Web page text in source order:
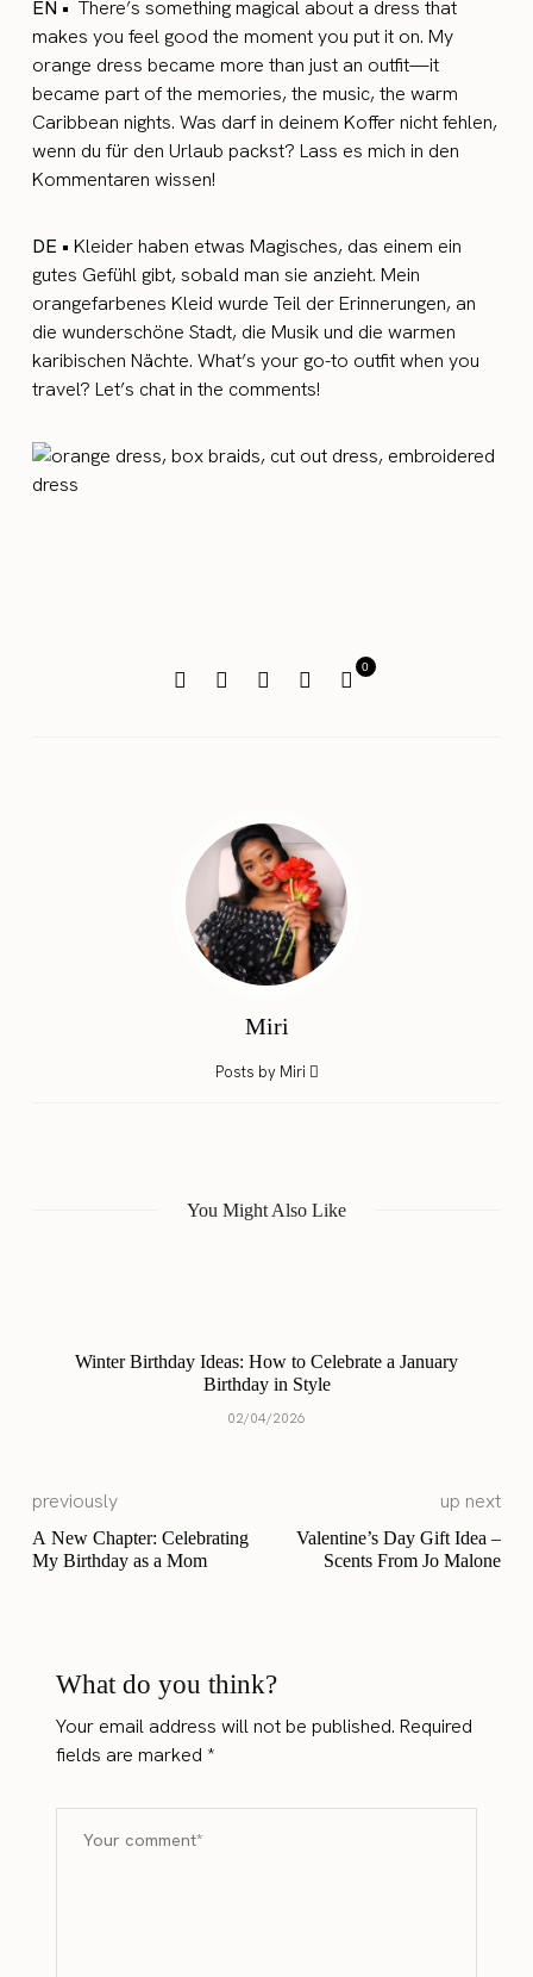
EN •There’s something magical about a dress that
makes you feel good the moment you put it on. My
orange dress became more than just an outfit—it
became part of the memories, the music, the warm
Caribbean nights. Was darf in deinem Koffer nicht fehlen,
wenn du für den Urlaub packst? Lass es mich in den
Kommentaren wissen!
DE •Kleider haben etwas Magisches, das einem ein
gutes Gefühl gibt, sobald man sie anzieht. Mein
orangefarbenes Kleid wurde Teil der Erinnerungen, an
die wunderschöne Stadt, die Musik und die warmen
karibischen Nächte. What’s your go-to outfit when you
travel? Let’s chat in the comments!
0
Miri
Posts by Miri
You Might Also Like
Winter Birthday Ideas: How to Celebrate a January
Birthday in Style
02/04/2026
previously
A New Chapter: Celebrating
My Birthday as a Mom
up next
Valentine’s Day Gift Idea –
Scents From Jo Malone
What do you think?
Your email address will not be published. Required
fields are marked*